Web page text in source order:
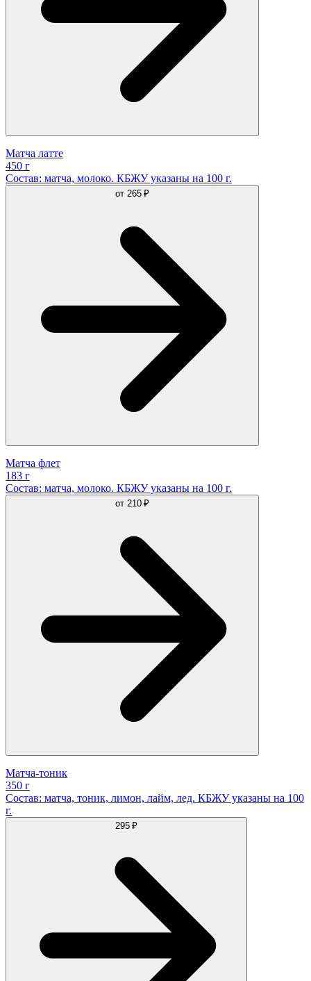
Матча латте
450 г
Состав: матча, молоко. КБЖУ указаны на 100 г.
от 265 ₽
Матча флет
183 г
Состав: матча, молоко. КБЖУ указаны на 100 г.
от 210 ₽
Матча-тоник
350 г
Состав: матча, тоник, лимон, лайм, лед. КБЖУ указаны на 100
г.
295 ₽